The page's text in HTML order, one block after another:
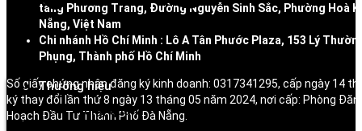
Thương hiệu
Tổng quan
tầng Phương Trang, Đường Nguyễn Sinh Sắc, Phường Hoà
Nẵng, Việt Nam
Chi nhánh Hồ Chí Minh : Lô A Tân Phước Plaza, 153 Lý
Phụng, Thành phố Hồ Chí Minh
Số giấy chứng nhận đăng ký kinh doanh: 0317341295, cấp ngày 14
ký thay đổi lần thứ 8 ngày 13 tháng 05 năm 2024, nơi cấp: Phòng
Hoạch Đầu Tư Thành Phố Đà Nẵng.